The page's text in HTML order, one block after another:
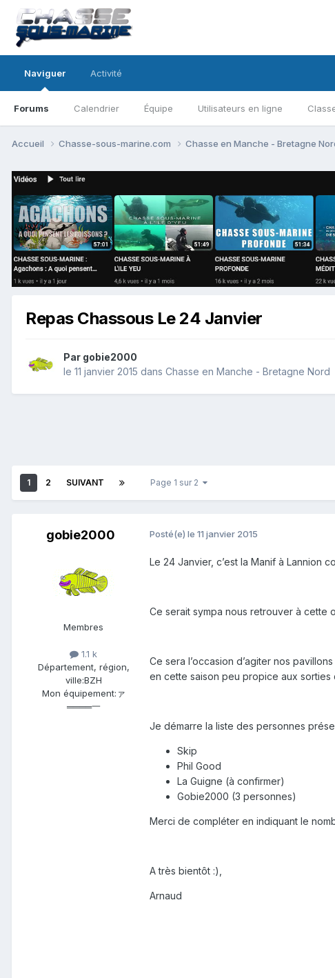
Naviguer
Forums Calendrier Équipe Utilisateurs en ligne
Activité
Accueil Chasse-sous-marine.com Chasse en Manche - Bretagne
Repas Chassous Le 24 Janvier
Par gobie2000
le 11 janvier 2015 dans Chasse en Manche - Bretagne Nord
1 2 SUIVANT Page 1 sur 2
gobie2000
Membres
1.1 k
Département, région,
ville:BZH
Mon équipement: ァ
════一
Posté(e) le 11 janvier 2015
Le 24 Janvier, c’est la Manif à Lannion
Ce serait sympa nous retrouver à cette
Ce sera l’occasion d’agiter nos
en cette saison peu propice aux
Je démarre la liste des personnes
Skip
Phil Good
La Guigne (à confirmer)
Gobie2000 (3 personnes)
Merci de compléter en indiquant le
A très bientôt :),
Arnaud